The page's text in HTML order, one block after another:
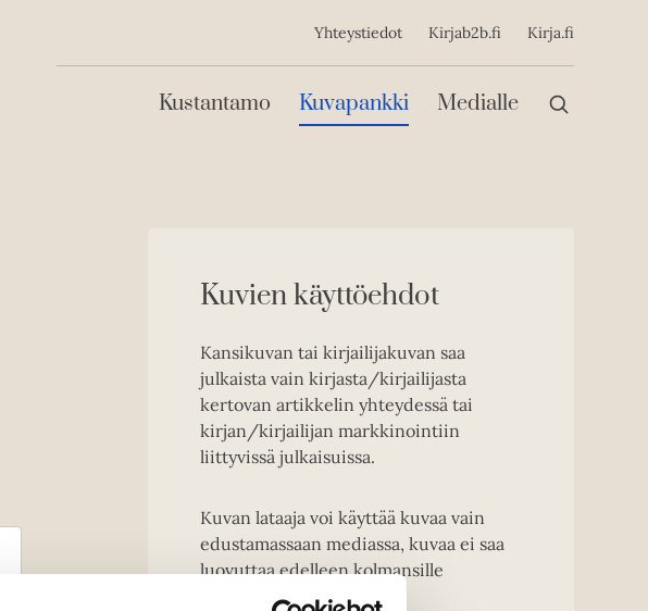
Yhteystiedot Kirjab2b.fi Kirja.fi
Päävalikko
Kustantamo Kuvapankki Medialle
Kuvien käyttöehdot
Kansikuvan tai kirjailijakuvan saa
julkaista vain kirjasta/kirjailijasta
kertovan artikkelin yhteydessä tai
kirjan/kirjailijan markkinointiin
liittyvissä julkaisuissa.
Kuvan lataaja voi käyttää kuvaa vain
edustamassaan mediassa, kuvaa ei saa
luovuttaa edelleen kolmansille
osapuolille.